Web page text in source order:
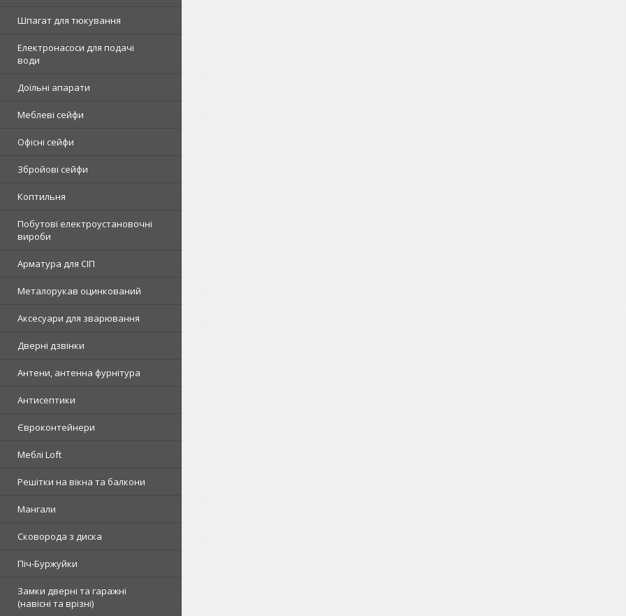
Шпагат для тюкування
Електронасоси для подачі
води
Доїльні апарати
Меблеві сейфи
Офісні сейфи
Збройові сейфи
Коптильня
Побутові електроустановочні
вироби
Арматура для СІП
Металорукав оцинкований
Аксесуари для зварювання
Дверні дзвінки
Антени, антенна фурнітура
Антисептики
Євроконтейнери
Меблі Loft
Решітки на вікна та балкони
Мангали
Сковорода з диска
Піч-Буржуйки
Замки дверні та гаражні
(навісні та врізні)